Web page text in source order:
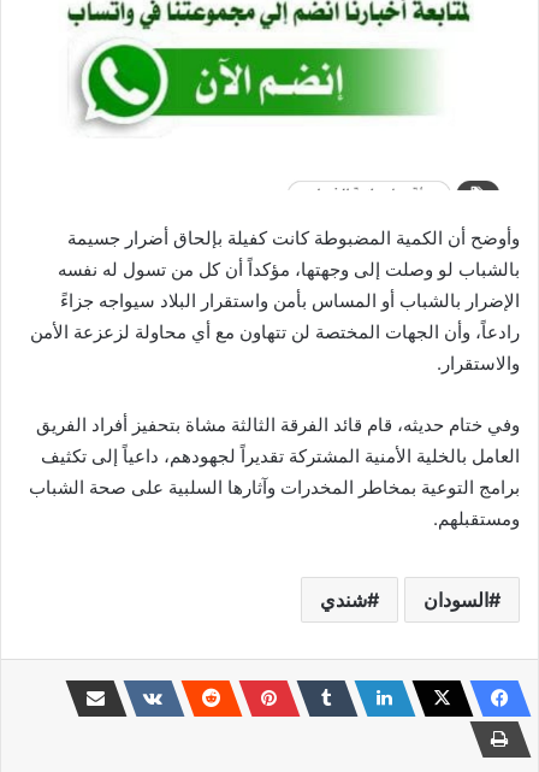
وأوضح أن الكمية المضبوطة كانت كفيلة بإلحاق أضرار جسيمة
بالشباب لو وصلت إلى وجهتها، مؤكداً أن كل من تسول له نفسه
الإضرار بالشباب أو المساس بأمن واستقرار البلاد سيواجه جزاءً
رادعاً، وأن الجهات المختصة لن تتهاون مع أي محاولة لزعزعة الأمن
والاستقرار.
وفي ختام حديثه، قام قائد الفرقة الثالثة مشاة بتحفيز أفراد الفريق
العامل بالخلية الأمنية المشتركة تقديراً لجهودهم، داعياً إلى تكثيف
برامج التوعية بمخاطر المخدرات وآثارها السلبية على صحة الشباب
ومستقبلهم.
السودان شندي